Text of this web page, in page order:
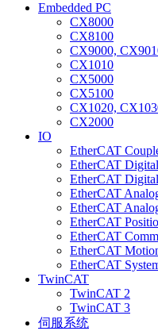
Embedded PC
CX8000
CX8100
CX9000,
CX1010
CX5000
CX5100
CX1020,
CX2000
IO
EtherCAT
EtherCAT
EtherCAT
EtherCAT
EtherCAT
EtherCAT
EtherCAT
EtherCAT
EtherCAT
TwinCAT
TwinCAT 2
TwinCAT 3
伺服系统